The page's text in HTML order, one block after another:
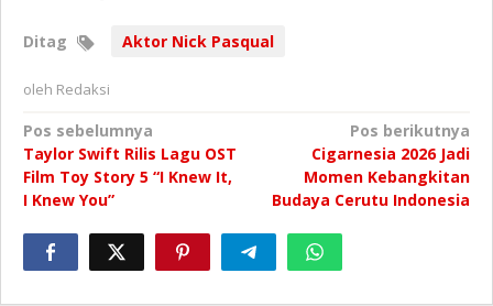
Ditag Aktor Nick Pasqual
oleh Redaksi
Navigasi
pos
Pos sebelumnya
Taylor Swift Rilis Lagu OST
Film Toy Story 5 “I Knew It,
I Knew You”
Pos berikutnya
Cigarnesia 2026 Jadi
Momen Kebangkitan
Budaya Cerutu Indonesia